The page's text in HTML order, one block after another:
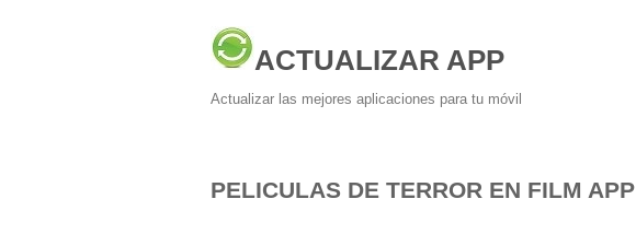
ACTUALIZAR APP
Actualizar las mejores aplicaciones para tu móvil
PELICULAS DE TERROR EN FILM APP